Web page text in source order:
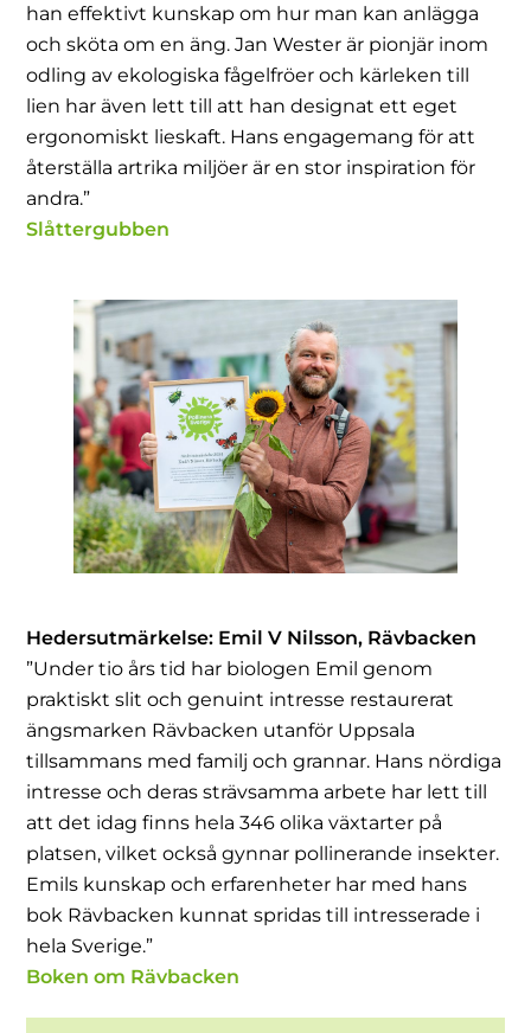
han effektivt kunskap om hur man kan anlägga
och sköta om en äng. Jan Wester är pionjär inom
odling av ekologiska fågelfröer och kärleken till
lien har även lett till att han designat ett eget
ergonomiskt lieskaft. Hans engagemang för att
återställa artrika miljöer är en stor inspiration för
andra.”
Slåttergubben
Hedersutmärkelse: Emil V Nilsson, Rävbacken
”Under tio års tid har biologen Emil genom
praktiskt slit och genuint intresse restaurerat
ängsmarken Rävbacken utanför Uppsala
tillsammans med familj och grannar. Hans nördiga
intresse och deras strävsamma arbete har lett till
att det idag finns hela 346 olika växtarter på
platsen, vilket också gynnar pollinerande insekter.
Emils kunskap och erfarenheter har med hans
bok Rävbacken kunnat spridas till intresserade i
hela Sverige.”
Boken om Rävbacken